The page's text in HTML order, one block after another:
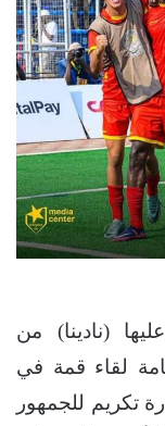
(نادينا) من
لقاء قمة في
تكريم للجمهور